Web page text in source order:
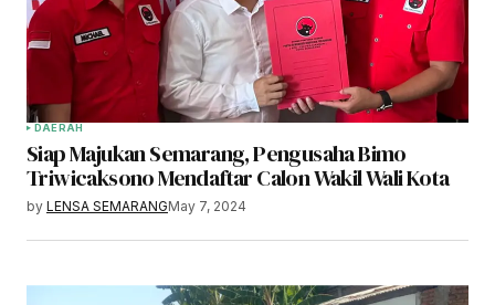
DAERAH
Siap Majukan Semarang, Pengusaha Bimo
Triwicaksono Mendaftar Calon Wakil Wali Kota
by LENSA SEMARANGMay 7, 2024